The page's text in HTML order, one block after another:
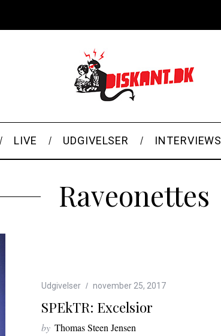
LIVE UDGIVELSER INTERVIEWS
Raveonettes
Udgivelser november 25, 2017
SPEkTR: Excelsior
by Thomas Steen Jensen